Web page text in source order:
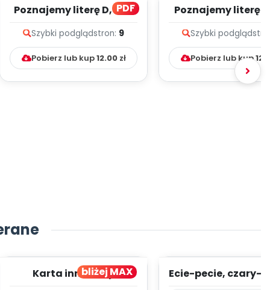
PDF
Poznajemy literę D, cz. 1
Szybki podglądstron: 9
Pobierz lub kup12.00zł
Poznajemy literę E,
Szybki podgląd
Pobierz lub kup
bliżej MAX
Karta innowacji
Ecie-pecie, czary-